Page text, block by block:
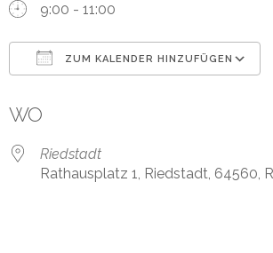
9:00 - 11:00
ZUM KALENDER HINZUFÜGEN
WO
Riedstadt
Rathausplatz 1, Riedstadt, 64560,